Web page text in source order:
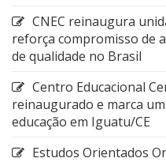
CNEC reinaugura
reforça compromisso de
de qualidade no Brasil
Centro Educacional
reinaugurado e marca
educação em Iguatu/CE
Estudos Orientados